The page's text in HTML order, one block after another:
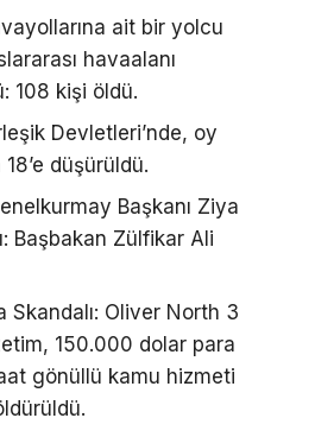
ait bir yolcu
havaalanı
108 kişi öldü.
Devletleri’nde, oy
18’e düşürüldü.
Başkanı Ziya
Başbakan Zülfikar Ali
Skandalı: Oliver North 3
150.000 dolar para
gönüllü kamu hizmeti